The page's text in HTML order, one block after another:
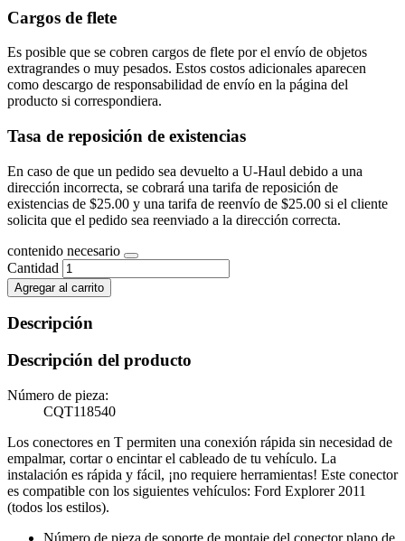
Cargos de flete
Es posible que se cobren cargos de flete por el envío de objetos
extragrandes o muy pesados. Estos costos adicionales aparecen
como descargo de responsabilidad de envío en la página del
producto si correspondiera.
Tasa de reposición de existencias
En caso de que un pedido sea devuelto a U-Haul debido a una
dirección incorrecta, se cobrará una tarifa de reposición de
existencias de $25.00 y una tarifa de reenvío de $25.00 si el cliente
solicita que el pedido sea reenviado a la dirección correcta.
contenido necesario
Cantidad
Agregar al carrito
Descripción
Descripción del producto
Número de pieza:
CQT118540
Los conectores en T permiten una conexión rápida sin necesidad de
empalmar, cortar o encintar el cableado de tu vehículo. La
instalación es rápida y fácil, ¡no requiere herramientas! Este conector
es compatible con los siguientes vehículos: Ford Explorer 2011
(todos los estilos).
Número de pieza de soporte de montaje del conector plano de